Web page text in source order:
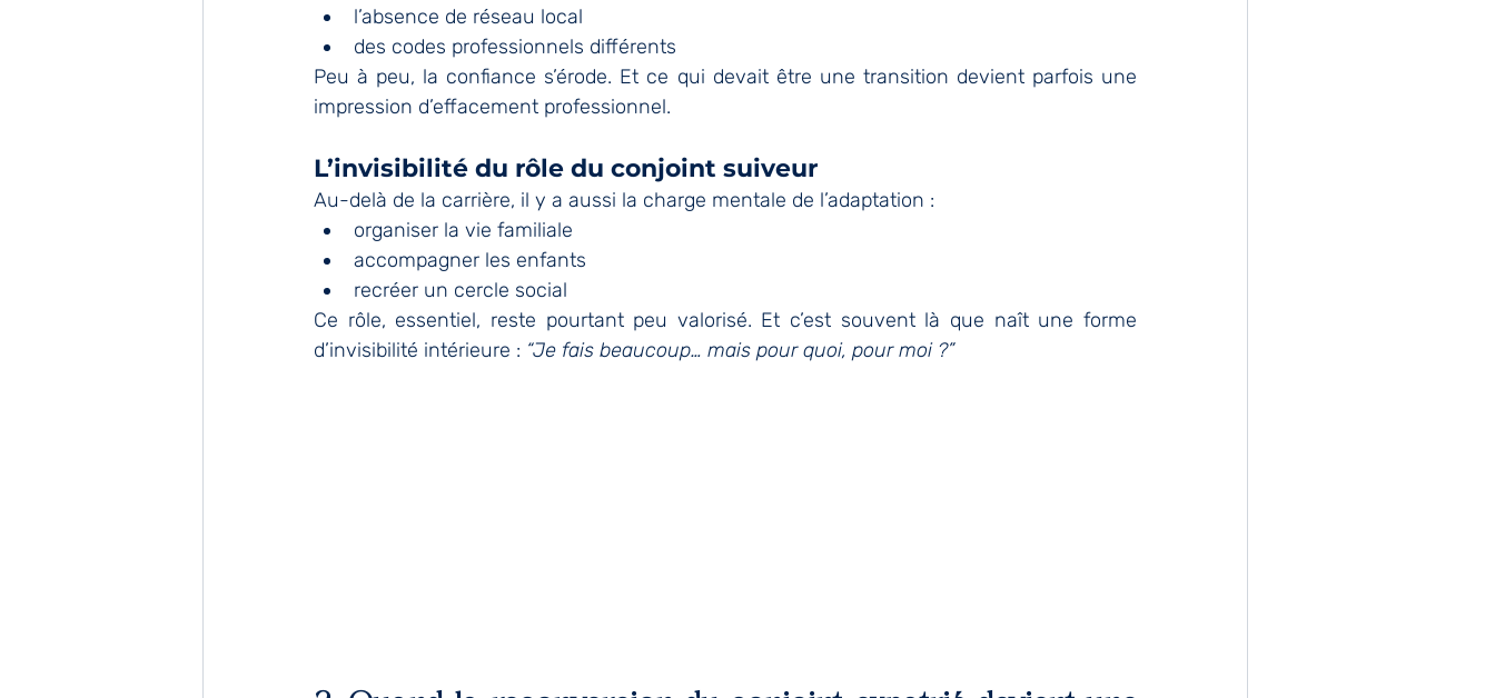
l’absence de réseau local
des codes professionnels différents
Peu à peu, la confiance s’érode. Et ce qui devait être une transition devient parfois une
impression d’effacement professionnel.
L’invisibilité du rôle du conjoint suiveur
Au-delà de la carrière, il y a aussi la charge mentale de l’adaptation :
organiser la vie familiale
accompagner les enfants
recréer un cercle social
Ce rôle, essentiel, reste pourtant peu valorisé. Et c’est souvent là que naît une forme
d’invisibilité intérieure : “Je fais beaucoup… mais pour quoi, pour moi ?”